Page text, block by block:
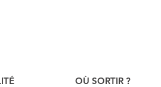
OÙ SORTIR ?